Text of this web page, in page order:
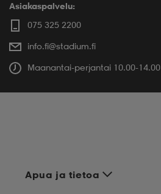
Asiakaspalvelu:
075 325 2200
info.fi@stadium.fi
Maanantai-perjantai 10.00-14.00
Apua ja tietoa